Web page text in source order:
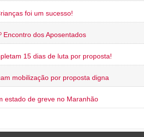
foi um sucesso!
Encontro dos Aposentados
15 dias de luta por proposta!
mobilização por proposta digna
estado de greve no Maranhão